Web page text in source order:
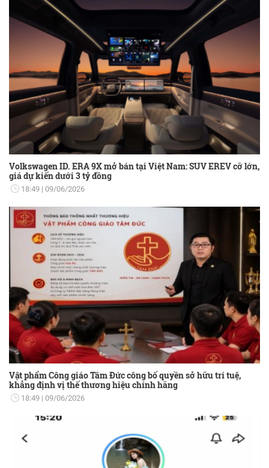
Volkswagen ID. ERA 9X mở bán tại Việt Nam: SUV EREV cỡ lớn,
giá dự kiến dưới 3 tỷ đồng
18:49 09/06/2026
Vật phẩm Công giáo Tâm Đức công bố quyền sở hữu trí tuệ,
khẳng định vị thế thương hiệu chính hãng
18:49 09/06/2026